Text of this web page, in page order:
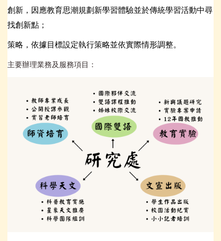
創新，因應教育思潮規劃新學習體驗並於傳統學習活動中尋
找創新點；
策略，依據目標設定執行策略並依實際情形調整。
主要辦理業務及服務項目：